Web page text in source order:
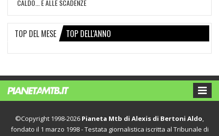
CALDO... E ALLE SCADENZE
TOP DEL MESE TOP DELL'ANNO
©Copyright 1998-2026 Pianeta Mtb di Alexis di Bertoni Aldo,
fondato il 1 marzo 1998 - Testata giornalistica iscritta al Tribunale di